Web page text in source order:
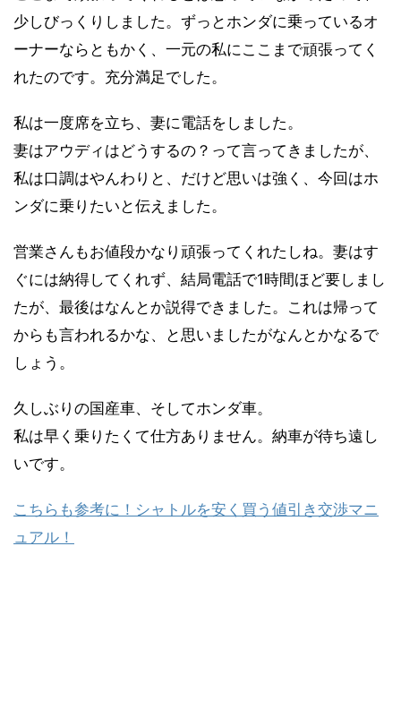
少しびっくりしました。ずっとホンダに乗っているオ
ーナーならともかく、一元の私にここまで頑張ってく
れたのです。充分満足でした。
私は一度席を立ち、妻に電話をしました。
妻はアウディはどうするの？って言ってきましたが、
私は口調はやんわりと、だけど思いは強く、今回はホ
ンダに乗りたいと伝えました。
営業さんもお値段かなり頑張ってくれたしね。妻はす
ぐには納得してくれず、結局電話で1時間ほど要しまし
たが、最後はなんとか説得できました。これは帰って
からも言われるかな、と思いましたがなんとかなるで
しょう。
久しぶりの国産車、そしてホンダ車。
私は早く乗りたくて仕方ありません。納車が待ち遠し
いです。
こちらも参考に！シャトルを安く買う値引き交渉マニ
ュアル！